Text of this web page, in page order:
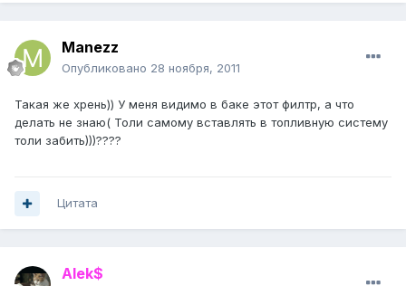
Manezz
Опубликовано 28 ноября, 2011
Такая же хрень)) У меня видимо в баке этот филтр, а что
делать не знаю( Толи самому вставлять в топливную систему
толи забить)))????
Цитата
Alek$